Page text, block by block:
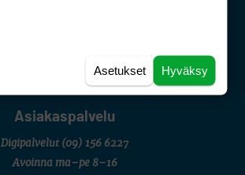
DSA avoimuusraportti
Asiakaspalvelu
Digipalvelut (09) 156 6227
Avoinna ma–pe 8–16
Hyväksy
Asetukset